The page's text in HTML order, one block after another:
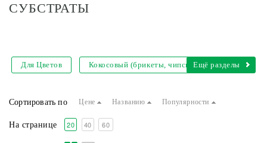
СУБСТРАТЫ
Для Цветов Кокосовый (брикеты, чипсы)
Добавки (мох, кора, песок, зола, уголь, торф)
Ещё разделы
Сортировать по Цене Названию Популярности
На странице 20 40 60